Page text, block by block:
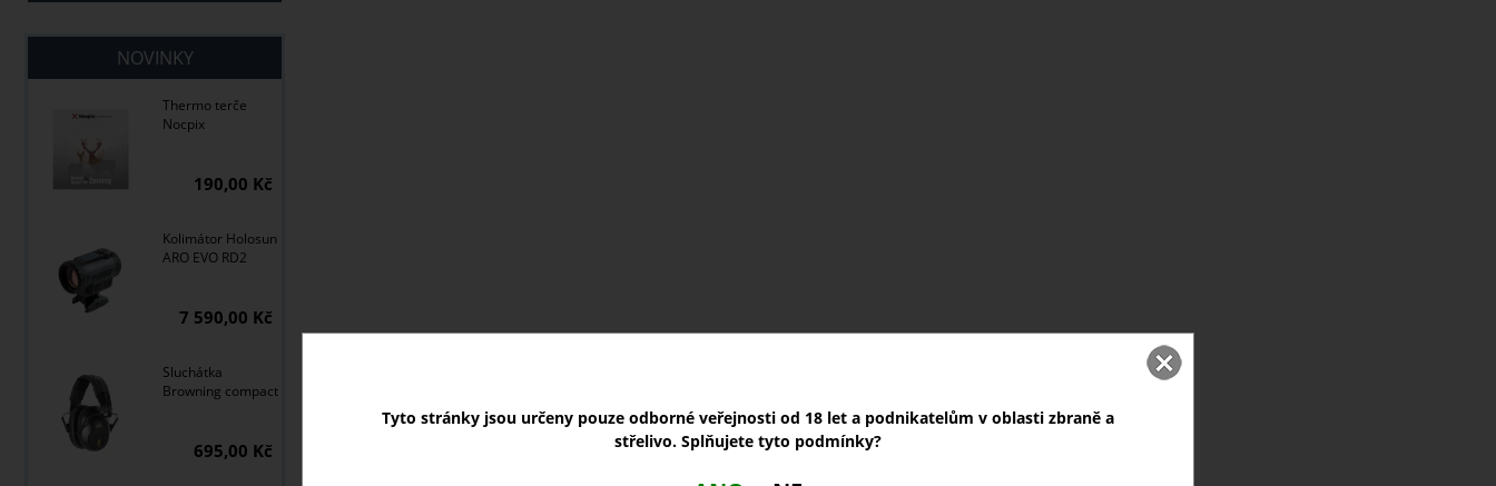
NOVINKY
Thermo terče
Nocpix
190,00 Kč
Kolimátor Holosun
ARO EVO RD2
7 590,00 Kč
Sluchátka
Browning compact
695,00 Kč
Tyto stránky jsou určeny pouze odborné veřejnosti od 18 let a podnikatelům v oblasti zbraně a
střelivo. Splňujete tyto podmínky?